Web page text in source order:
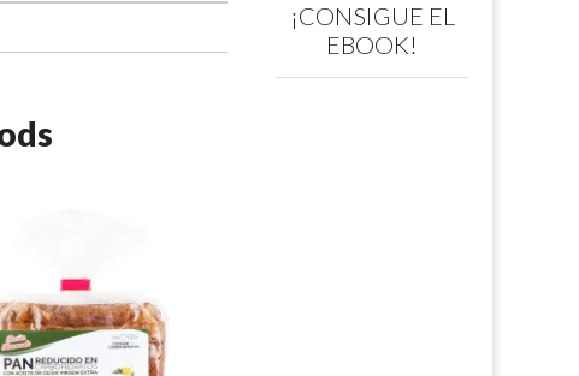
¡CONSIGUE EL
EBOOK!